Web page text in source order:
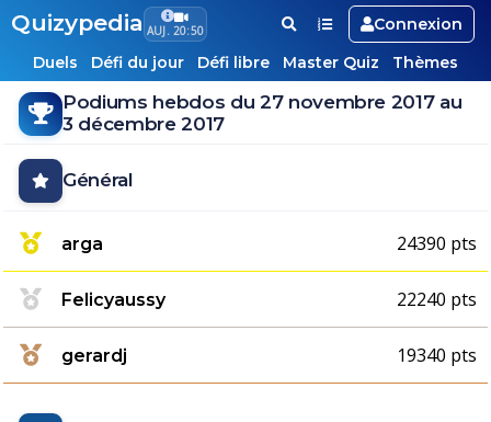
Quizypedia AUJ. 20:50
Connexion
Duels
Défi du jour Défi libre Master Quiz Thèmes
Podiums hebdos du 27 novembre 2017 au
3 décembre 2017
Général
arga 24390 pts
Felicyaussy 22240 pts
gerardj 19340 pts